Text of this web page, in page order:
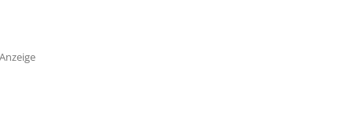
Anzeige